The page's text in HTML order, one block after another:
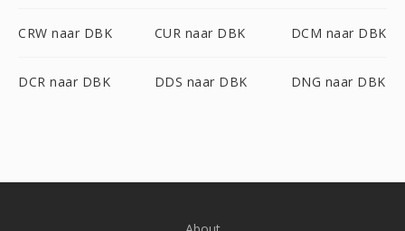
CRW naar DBK CUR naar DBK DCM naar DBK
DCR naar DBK DDS naar DBK DNG naar DBK